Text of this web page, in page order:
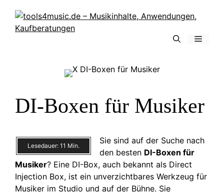
Inhalt
springen
Menü
DI-Boxen für Musiker
Lesedauer: 11 Min.
Sie sind auf der Suche nach
den besten DI-Boxen für
Musiker? Eine DI-Box, auch bekannt als Direct
Injection Box, ist ein unverzichtbares Werkzeug für
Musiker im Studio und auf der Bühne. Sie